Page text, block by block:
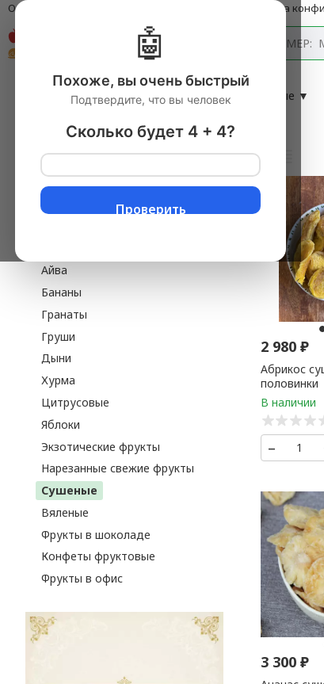
О компании Политика
Каталог
→ Фрукты свежие▼ → Фрукты сушеные ▼
Фрукты сушеные
Фрукты сезонные
Косточковые
Айва
Бананы
Гранаты
Груши
Дыни
Хурма
Цитрусовые
Яблоки
Экзотические фрукты
Нарезанные свежие фрукты
Сушеные
Вяленые
Фрукты в шоколаде
Конфеты фруктовые
Фрукты в офис
2 980₽
Абрикос
половинки
–
3 300₽
🤖
Похоже, вы очень быстрый
Подтвердите, что вы человек
Сколько будет 4 + 4?
Проверить